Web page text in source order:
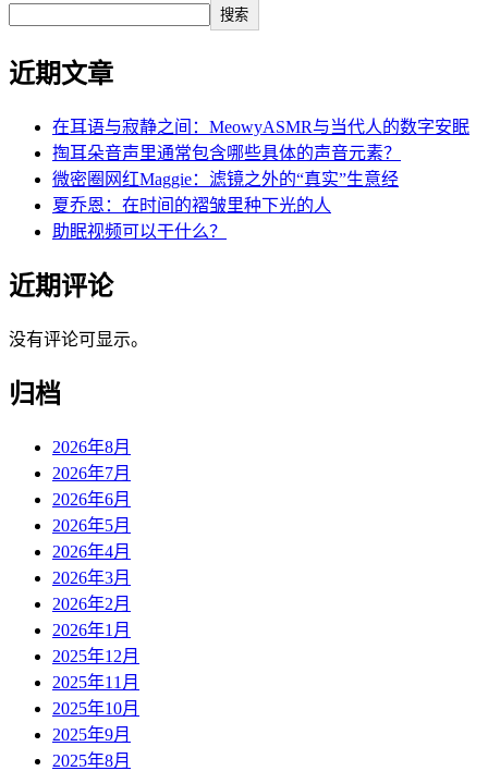
搜索
近期文章
在耳语与寂静之间：MeowyASMR与当代人的数字安眠
掏耳朵音声里通常包含哪些具体的声音元素？
微密圈网红Maggie：滤镜之外的“真实”生意经
夏乔恩：在时间的褶皱里种下光的人
助眠视频可以干什么？
近期评论
没有评论可显示。
归档
2026年8月
2026年7月
2026年6月
2026年5月
2026年4月
2026年3月
2026年2月
2026年1月
2025年12月
2025年11月
2025年10月
2025年9月
2025年8月